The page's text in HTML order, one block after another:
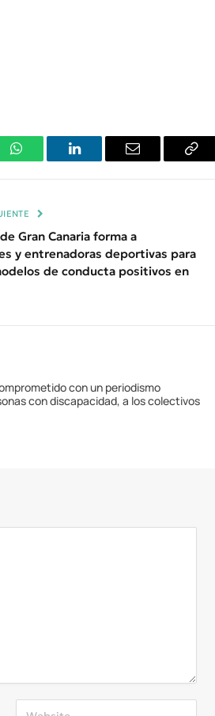
WhatsAppLinkedIn Email
Gran Canaria forma a
y entrenadoras deportivas para
de conducta positivos en
con un periodismo
con discapacidad, a los colectivos